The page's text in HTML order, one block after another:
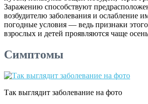
Заражению способствуют
возбудителю заболевания и ослабление
погодные условия — ведь признаки
взрослых и детей проявляются чаще
Cимптомы
Так выглядит заболевание на фото